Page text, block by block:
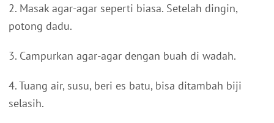
2. Masak agar-agar seperti biasa. Setelah dingin,
potong dadu.
3. Campurkan agar-agar dengan buah di wadah.
4. Tuang air, susu, beri es batu, bisa ditambah biji
selasih.